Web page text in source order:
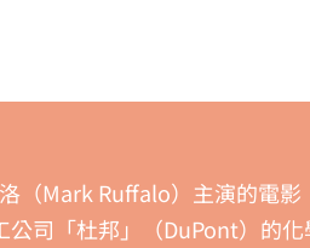
（Mark Ruffalo）主演的電影
公司「杜邦」（DuPont）的